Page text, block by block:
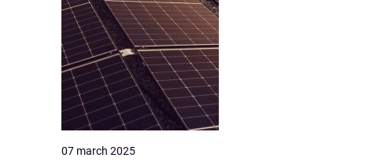
07 march 2025